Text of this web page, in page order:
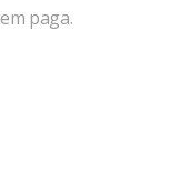
paga.